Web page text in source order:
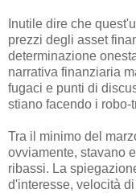
Inutile dire che
prezzi degli asset
determinazione
narrativa finanziaria
fugaci e punti di
stiano facendo i robo-
Tra il minimo del
ovviamente, stavano
ribassi. La
d'interesse, velocità